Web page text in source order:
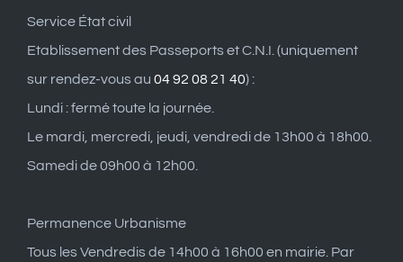
Service État civil
Etablissement des Passeports et C.N.I. (uniquement
sur rendez-vous au 04 92 08 21 40) :
Lundi : fermé toute la journée.
Le mardi, mercredi, jeudi, vendredi de 13h00 à 18h00.
Samedi de 09h00 à 12h00.
Permanence Urbanisme
Tous les Vendredis de 14h00 à 16h00 en mairie. Par